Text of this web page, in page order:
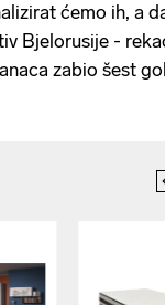
ćemo ih, a
Bjelorusije -
zabio šest